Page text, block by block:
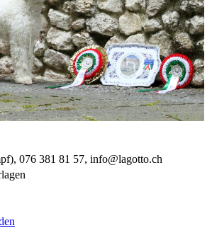
076 381 81 57, info@lagotto.ch